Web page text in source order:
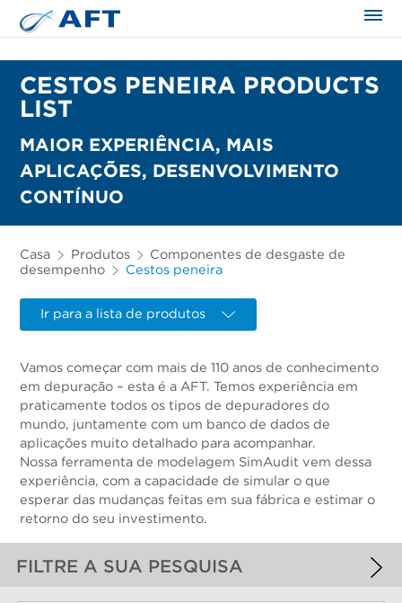
CESTOS PENEIRA PRODUCTS
LIST
MAIOR EXPERIÊNCIA, MAIS
APLICAÇÕES, DESENVOLVIMENTO
CONTÍNUO
Casa Produtos
Componentes de desgaste de
desempenho
Cestos peneira
Ir para a lista de produtos
Vamos começar com mais de 110 anos de conhecimento
em depuração – esta é a AFT. Temos experiência em
praticamente todos os tipos de depuradores do
mundo, juntamente com um banco de dados de
aplicações muito detalhado para acompanhar.
Nossa ferramenta de modelagem SimAudit vem dessa
experiência, com a capacidade de simular o que
esperar das mudanças feitas em sua fábrica e estimar o
retorno do seu investimento.
FILTRE A SUA PESQUISA